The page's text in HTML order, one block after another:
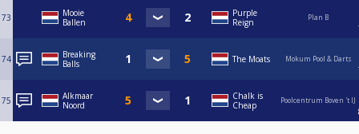
73
Mooie
Ballen
Purple
Reign
Plan B
74
Breaking
Balls
The Moats Mokum Pool & Darts
75
Alkmaar
Noord
Chalk is
Cheap
Poolcentrum Boven 't IJ